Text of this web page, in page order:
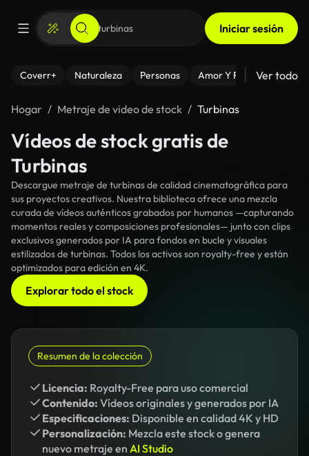
Iniciar sesión
Coverr+ Naturaleza Personas Amor Y Relaciones
Ver todo
Hogar Metraje de video de stock Turbinas
Vídeos de stock gratis de
Turbinas
Descargue metraje de turbinas de calidad cinematográfica para
sus proyectos creativos. Nuestra biblioteca ofrece una mezcla
curada de vídeos auténticos grabados por humanos —capturando
momentos reales y composiciones profesionales— junto con clips
exclusivos generados por IA para fondos en bucle y visuales
estilizados de turbinas. Todos los activos son royalty-free y están
optimizados para edición en 4K.
Explorar todo el stock
Resumen de la colección
Licencia: Royalty-Free para uso comercial
Contenido: Vídeos originales y generados por IA
Especificaciones: Disponible en calidad 4K y HD
Personalización: Mezcla este stock o genera
nuevo metraje en AI Studio